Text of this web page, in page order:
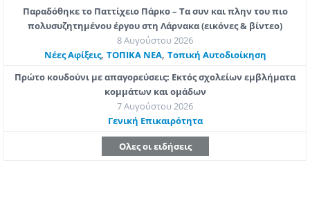
Παραδόθηκε το Παττίχειο Πάρκο – Τα συν και πλην του πιο
πολυσυζητημένου έργου στη Λάρνακα (εικόνες & βίντεο)
8 Αυγούστου 2026
Νέες Αφίξεις, ΤΟΠΙΚΑ ΝΕΑ, Τοπική Αυτοδιοίκηση
Πρώτο κουδούνι με απαγορεύσεις: Εκτός σχολείων εμβλήματα
κομμάτων και ομάδων
7 Αυγούστου 2026
Γενική Επικαιρότητα
Ολες οι ειδήσεις